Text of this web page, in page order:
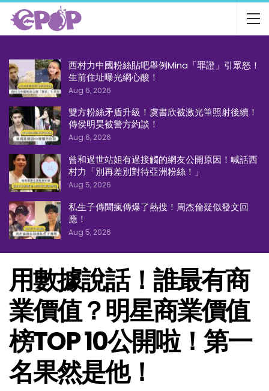
西村力中國粉絲貼吧舉例Mina「罪證」引眾怒！
生前住址曝光網心酸！
Aug 6, 2026
雙方粉絲矛盾升級！虞書欣被激光筆照射後續！
傳侯明昊被警方約談！
Aug 6, 2026
曾和過世站姐有過接觸的網友公開原因！喊話西
村力「別再差別對待亞洲粉絲！」
Aug 5, 2026
私生子傳聞瘋傳爆了熱搜！周杰倫疑似發文回
應！
Aug 5, 2026
用數據說話！誰最有商
業價值？明星商業價值
榜TOP 10公開啦！第一
名果然是他！